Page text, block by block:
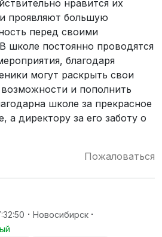
нравится их
проявляют большую
перед своими
школе постоянно проводятся
благодаря
могут раскрыть свои
возможности и пополнить
школе за прекрасное
а директору за его заботу о
Пожаловаться
· Новосибирск ·